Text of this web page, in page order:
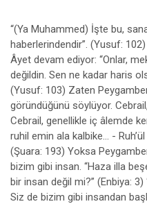
“(Ya Muhammed) İşte bu,
haberlerindendir”. (Yusuf:
Âyet devam ediyor: “Onlar,
değildin. Sen ne kadar haris
(Yusuf: 103) Zaten
göründüğünü söylüyor.
Cebrail, genellikle iç âlemde
ruhil emin ala kalbike... -
(Şuara: 193) Yoksa
bizim gibi insan. “Haza illa
bir insan değil mi?” (Enbiya:
Siz de bizim gibi insandan